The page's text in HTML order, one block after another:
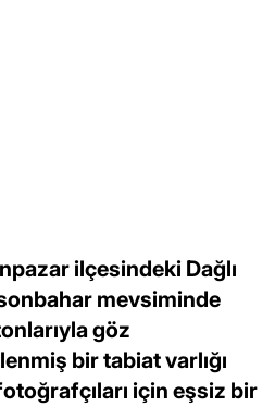
ilçesindeki Dağlı
mevsiminde
göz
bir tabiat varlığı
için eşsiz bir